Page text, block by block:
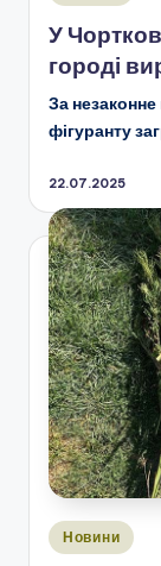
У
городі
За
фігуранту
22.07.2025
Опубліковано
Новини